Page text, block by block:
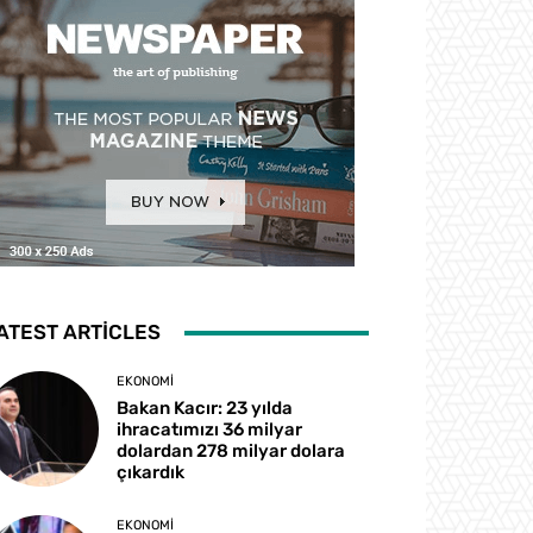
ARTICLES
EKONOMI
Bakan Kacır: 23 yılda
ihracatımızı 36 milyar
dolardan 278 milyar dolara
çıkardık
EKONOMI